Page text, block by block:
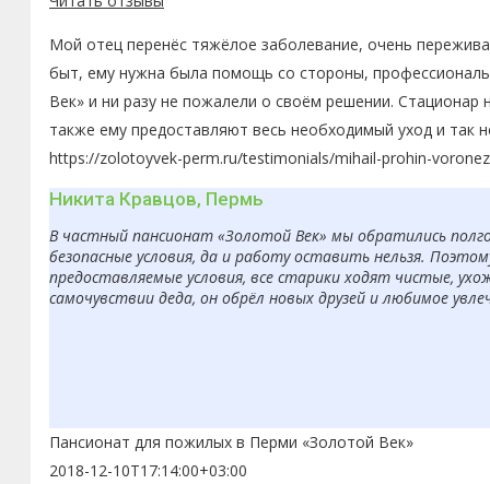
Мой отец перенёс тяжёлое заболевание, очень
быт, ему нужна была помощь со стороны,
Век» и ни разу не пожалели о своём решении.
также ему предоставляют весь необходимый уход и так
https://zolotoyvek-perm.ru/testimonials/mihail-prohin-
Никита Кравцов, Пермь
В частный пансионат «Золотой Век» мы обратились
безопасные условия, да и работу оставить нельзя.
предоставляемые условия, все старики ходят чистые,
самочувствии деда, он обрёл новых друзей и любимое
Пансионат для пожилых в Перми «Золотой Век»
2018-12-10T17:14:00+03:00